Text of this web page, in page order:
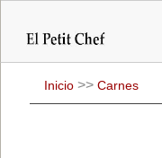
principalInicio >> Carnes